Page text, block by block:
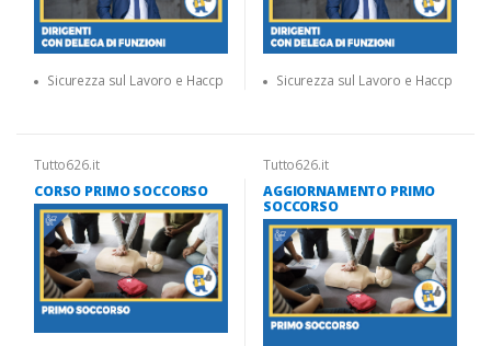
Sicurezza sul Lavoro e Haccp Sicurezza sul Lavoro e Haccp
Tutto626.it
CORSO PRIMO SOCCORSO
Tutto626.it
AGGIORNAMENTO PRIMO
SOCCORSO